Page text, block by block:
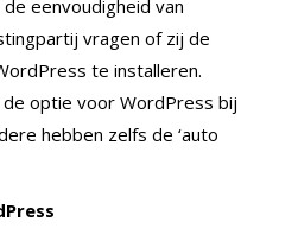
eenvoudigheid van
vragen of zij de
te installeren.
optie voor WordPress bij
hebben zelfs de ‘auto